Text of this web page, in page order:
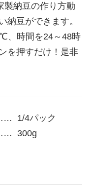
製納豆の作り方動
納豆ができます。
、時間を24～48時
を押すだけ！是非
1/4パック
300g